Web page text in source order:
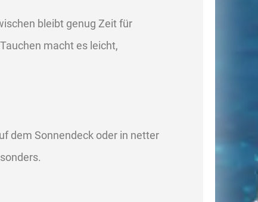
bleibt genug Zeit für
macht es leicht,
dem Sonnendeck oder in netter